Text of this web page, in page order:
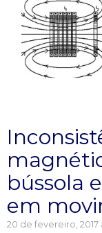
bússola
em
20 de fevereiro, 2017